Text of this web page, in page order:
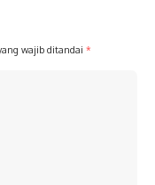
wajib ditandai *